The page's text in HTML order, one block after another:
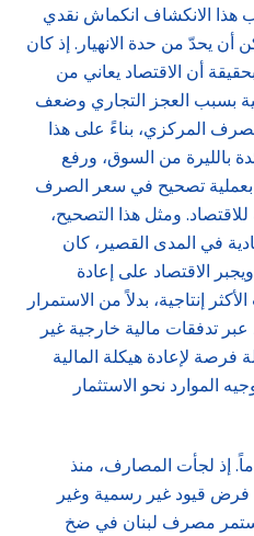
هذا الانكشاف انكماش نقدي
يحدّ من حدة الانهيار. إذ كان
أن الاقتصاد يعاني من
بسبب العجز التجاري وضعف
المركزي، بناءً على هذا
بالليرة من السوق، ورفع
بعملية تصحيح في سعر الصرف
ومثل هذا التصحيح،
في المدى القصير، كان
الاقتصاد على إعادة
إنتاجية، بدلاً من الاستمرار
عبر تدفقات مالية خارجية غير
فرصة لإعادة هيكلة المالية
الموارد نحو الاستثمار
إذ لجأت المصارف، منذ
أكتوبر 2019، إلى فرض قيود غير رسمية وغير
استمر مصرف لبنان في ضخ